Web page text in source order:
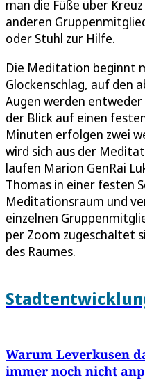
man die Füße über
anderen
oder Stuhl zur Hilfe.
Die Meditation beginnt
Glockenschlag, auf den
Augen werden
der Blick auf einen
Minuten erfolgen zwei
wird sich aus der
laufen Marion GenRai
Thomas in einer festen
Meditationsraum und
einzelnen
per Zoom zugeschaltet
des Raumes.
Warum Leverkusen
immer noch nicht